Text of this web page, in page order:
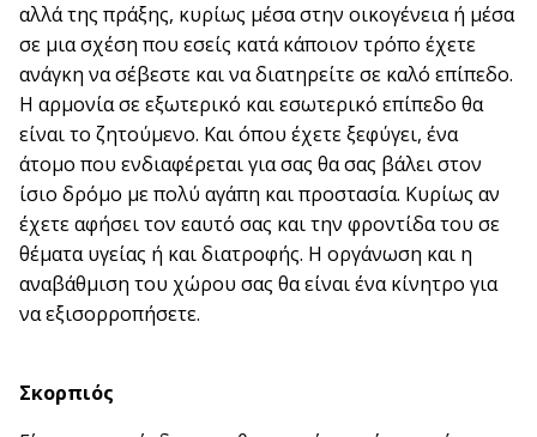
αλλά της πράξης, κυρίως μέσα στην οικογένεια ή μέσα
σε μια σχέση που εσείς κατά κάποιον τρόπο έχετε
ανάγκη να σέβεστε και να διατηρείτε σε καλό επίπεδο.
Η αρμονία σε εξωτερικό και εσωτερικό επίπεδο θα
είναι το ζητούμενο. Και όπου έχετε ξεφύγει, ένα
άτομο που ενδιαφέρεται για σας θα σας βάλει στον
ίσιο δρόμο με πολύ αγάπη και προστασία. Κυρίως αν
έχετε αφήσει τον εαυτό σας και την φροντίδα του σε
θέματα υγείας ή και διατροφής. Η οργάνωση και η
αναβάθμιση του χώρου σας θα είναι ένα κίνητρο για
να εξισορροπήσετε.
Σκορπιός